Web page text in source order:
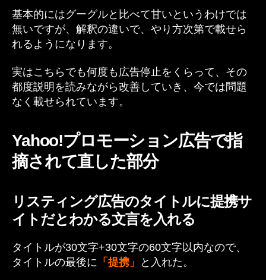
基本的にはグーグルと比べて甘いというわけでは
無いですが、解釈の違いで、やり方次第で載せら
れるようになります。
実はこちらでも何度も広告停止をくらって、その
都度説明を読みながら改善していき、今では問題
なく載せられています。
Yahoo!プロモーション広告で指
摘されて直した部分
リスティング広告のタイトルに提携サ
イトだとわかる文言を入れる
タイトルが30文字+30文字の60文字以内なので、
タイトルの最後に 「提携」 と入れた。